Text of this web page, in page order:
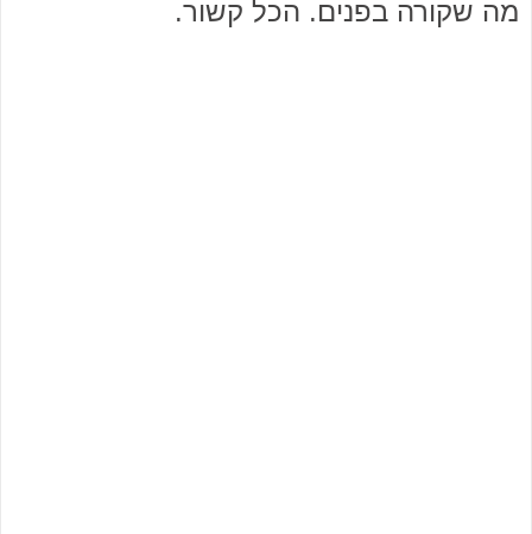
מה שקורה בפנים. הכל קשור.